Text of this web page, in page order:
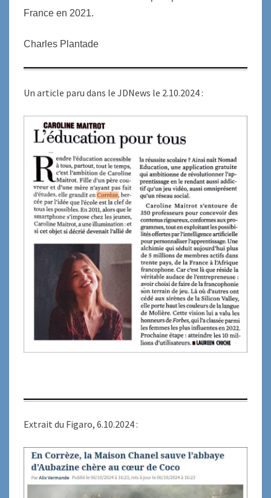
France en 2021.
Charles Plantade
Un article paru dans le JDNews le 2.10.2024 :
Extrait du Figaro, 6.10.2024 :